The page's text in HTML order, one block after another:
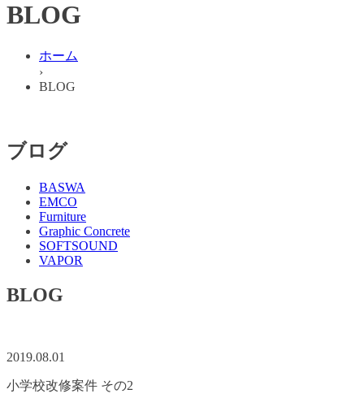
BLOG
ホーム
›
BLOG
ブログ
BASWA
EMCO
Furniture
Graphic Concrete
SOFTSOUND
VAPOR
BLOG
2019.08.01
小学校改修案件 その2